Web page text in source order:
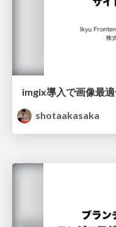
shotaakasaka